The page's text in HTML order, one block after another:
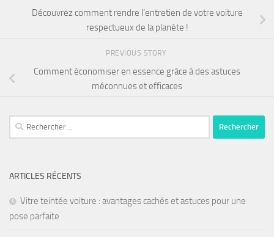
Découvrez comment rendre l’entretien de votre voiture
respectueux de la planète !
PREVIOUS STORY
Comment économiser en essence grâce à des astuces
méconnues et efficaces
ARTICLES RÉCENTS
Vitre teintée voiture : avantages cachés et astuces pour une
pose parfaite